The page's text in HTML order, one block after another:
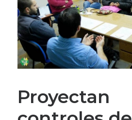
CIUDAD
PARQUE INDUSTRIAL
RECAUDACIONES
Proyectan